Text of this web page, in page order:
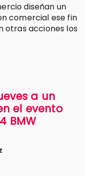
diseñan un
comercial ese fin
otras acciones los
a un
el evento
BMW